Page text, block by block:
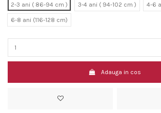
2-3 ani ( 86-94 cm )
3-4 ani ( 94-102 cm ) 4-6
6-8 ani (116-128 cm)
Adauga in cos